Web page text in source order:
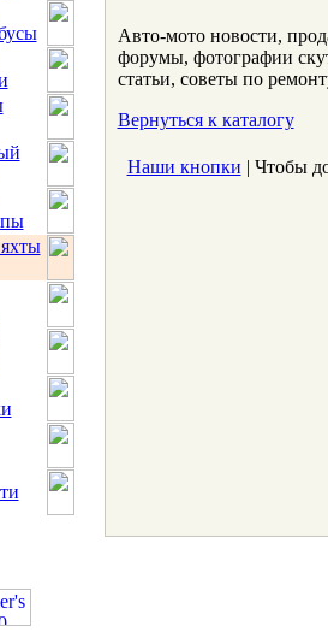
Авто-мото новости,
форумы, фотографии
статьи, советы по
Вернуться к каталогу
Наши кнопки | Чтобы